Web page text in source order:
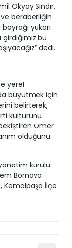
Okyay Sındır,
ve beraberliğin
yukarı
girdiğimiz bu
dedi.
yerel
büyütmek için
belirterek,
kültürünü
Ömer
olduğunu
kurulu
Bornova
Kemalpaşa İlçe